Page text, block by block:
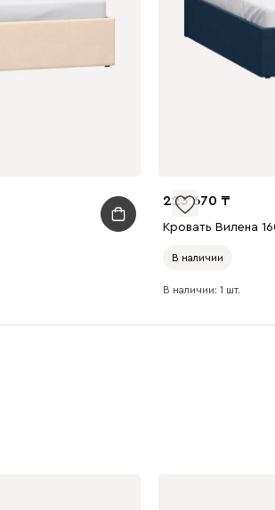
223 670
Кровать Вилена
В наличии
В наличии: 1 шт.